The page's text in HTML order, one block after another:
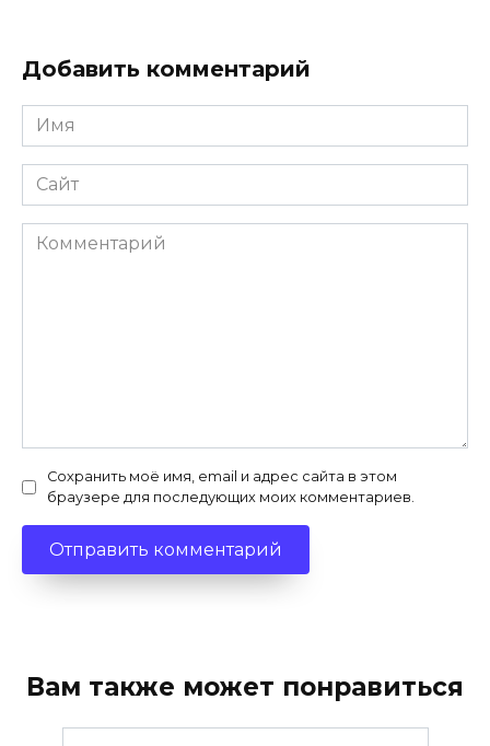
Добавить комментарий
Имя
*
Сайт
Комментарий
Сохранить моё имя, email и адрес сайта в этом
браузере для последующих моих комментариев.
Вам также может понравиться